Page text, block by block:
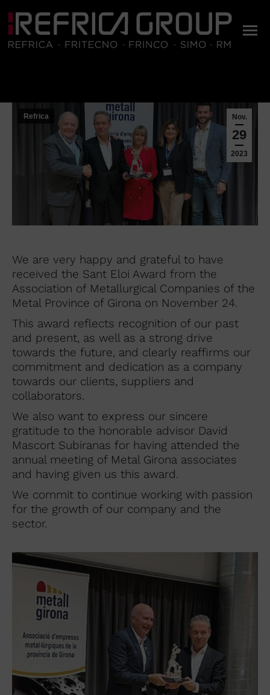
Nov.
29
2023
Refrica
We are very happy and grateful to have
received the Sant Eloi Award from the
Association of Metallurgical Companies of the
Metal Province of Girona on November 24.
This award reflects recognition of our past
and present, as well as a strong drive
towards the future, and clearly reaffirms our
commitment and dedication as a company
towards our clients, suppliers and
collaborators.
We also want to express our sincere
gratitude to the honorable advisor David
Mascort Subiranas for having attended the
annual meeting of Metal Girona associates
and having given us this award.
We commit to continue working with passion
for the growth of our company and the
sector.